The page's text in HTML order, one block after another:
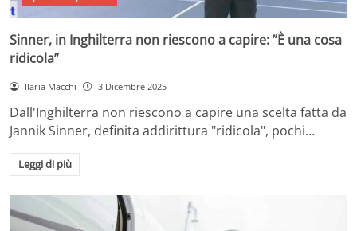
Sinner, in Inghilterra non riescono a capire: ”È una cosa
ridicola”
Ilaria Macchi 3 Dicembre 2025
Dall'Inghilterra non riescono a capire una scelta fatta da
Jannik Sinner, definita addirittura "ridicola", pochi…
Leggi di più